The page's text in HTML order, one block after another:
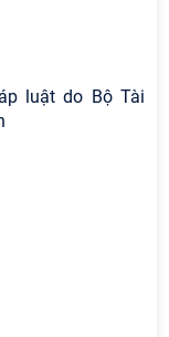
luật do Bộ Tài